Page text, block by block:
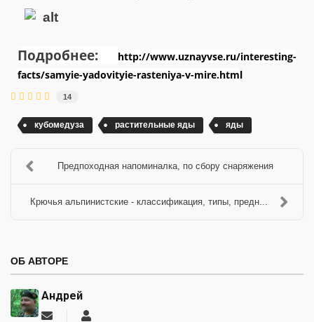
Подробнее:
http://www.uznayvse.ru/interesting-
facts/samyie-yadovityie-rasteniya-v-mire.html
14
кубомедуза растительные яды яды
Предпоходная напоминалка, по сбору снаряжения
Крючья альпинистские - классификация, типы, предн...
ОБ АВТОРЕ
Андрей
ПодписатьсяАндрей